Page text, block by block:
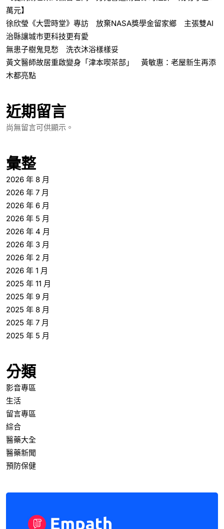
萬元】
徐欣瑩《大雲時堂》專訪 放棄NASA獎學金留家鄉 主張雙AI
治縣讓城市更科技更有愛
無患子樹鬼見愁 洗衣沐浴樣樣妥
黃文醫師故居重啟變身「津本喫茶部」 黃敏惠：老屋新生再添
木都亮點
近期留言
尚無留言可供顯示。
彙整
2026 年 8 月
2026 年 7 月
2026 年 6 月
2026 年 5 月
2026 年 4 月
2026 年 3 月
2026 年 2 月
2026 年 1 月
2025 年 11 月
2025 年 9 月
2025 年 8 月
2025 年 7 月
2025 年 5 月
分類
影音專區
生活
留言專區
綜合
醫藥大全
醫藥新聞
預防保健